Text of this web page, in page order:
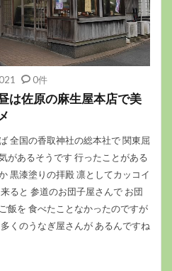
0件
は佐原の麻生屋本店で美
全国の香取神社の総本社で 関東屈
があるそうです 行ったことがある
黒漆塗りの拝殿 凛としてカッコイ
ると 参道のお団子屋さんで お団
飯を 食べたことなかったのですが
くのうなぎ屋さんが あるんですね